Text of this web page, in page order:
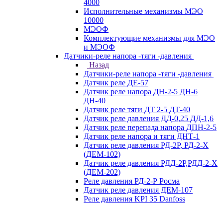
4000
Исполнительные механизмы МЭО
10000
МЭОФ
Комплектующие механизмы для МЭО
и МЭОФ
Датчики-реле напора -тяги -давления
Назад
Датчики-реле напора -тяги -давления
Датчик реле ДЕ-57
Датчик реле напора ДН-2-5 ДН-6
ДН-40
Датчик реле тяги ДТ 2-5 ДТ-40
Датчик реле давления ДД-0,25 ДД-1,6
Датчик реле перепада напора ДПН-2-5
Датчик реле напора и тяги ДНТ-1
Датчик реле давления РД-2Р, РД-2-Х
(ДЕМ-102)
Датчик реле давления РДД-2Р,РДД-2-Х
(ДЕМ-202)
Реле давления РД-2-Р Росма
Датчик реле давления ДЕМ-107
Реле давления KPI 35 Danfoss